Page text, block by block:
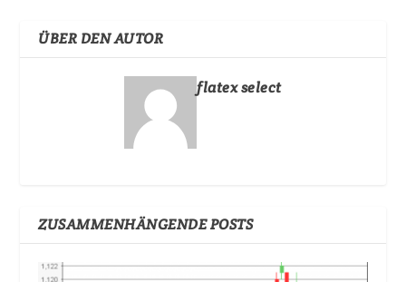
ÜBER DEN AUTOR
flatex select
ZUSAMMENHÄNGENDE POSTS